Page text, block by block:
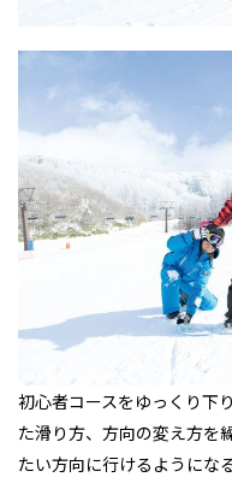
初心者コースをゆっくり下
た滑り方、方向の変え方を
たい方向に行けるようにな